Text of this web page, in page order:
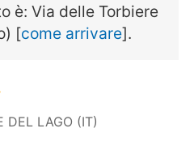
è: Via delle Torbiere
[come arrivare].
DEL LAGO (IT)